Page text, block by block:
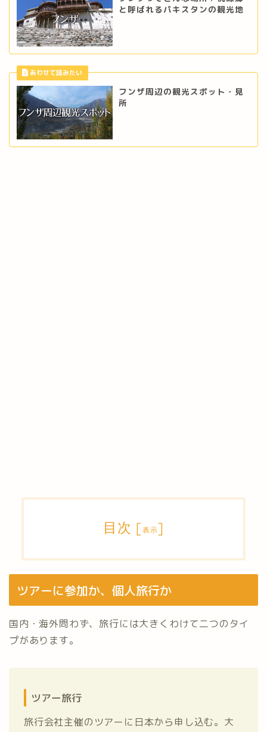
と呼ばれるパキスタンの観光地
フンザ周辺の観光スポット・見
所
目次 [表示]
ツアーに参加か、個人旅行か
国内・海外問わず、旅行には大きくわけて二つのタイ
プがあります。
ツアー旅行
旅行会社主催のツアーに日本から申し込む。大